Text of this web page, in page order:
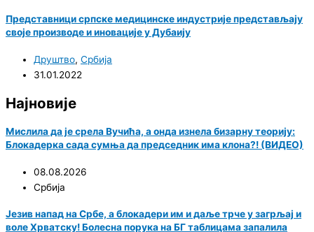
Представници српске медицинске индустрије представљају
своје производе и иновације у Дубаију
Друштво, Србија
31.01.2022
Најновије
Мислила да је срела Вучића, а онда изнела бизарну теорију:
Блокадерка сада сумња да председник има клона?! (ВИДЕО)
08.08.2026
Србија
Језив напад на Србе, а блокадери им и даље трче у загрљај и
воле Хрватску! Болесна порука на БГ таблицама запалила